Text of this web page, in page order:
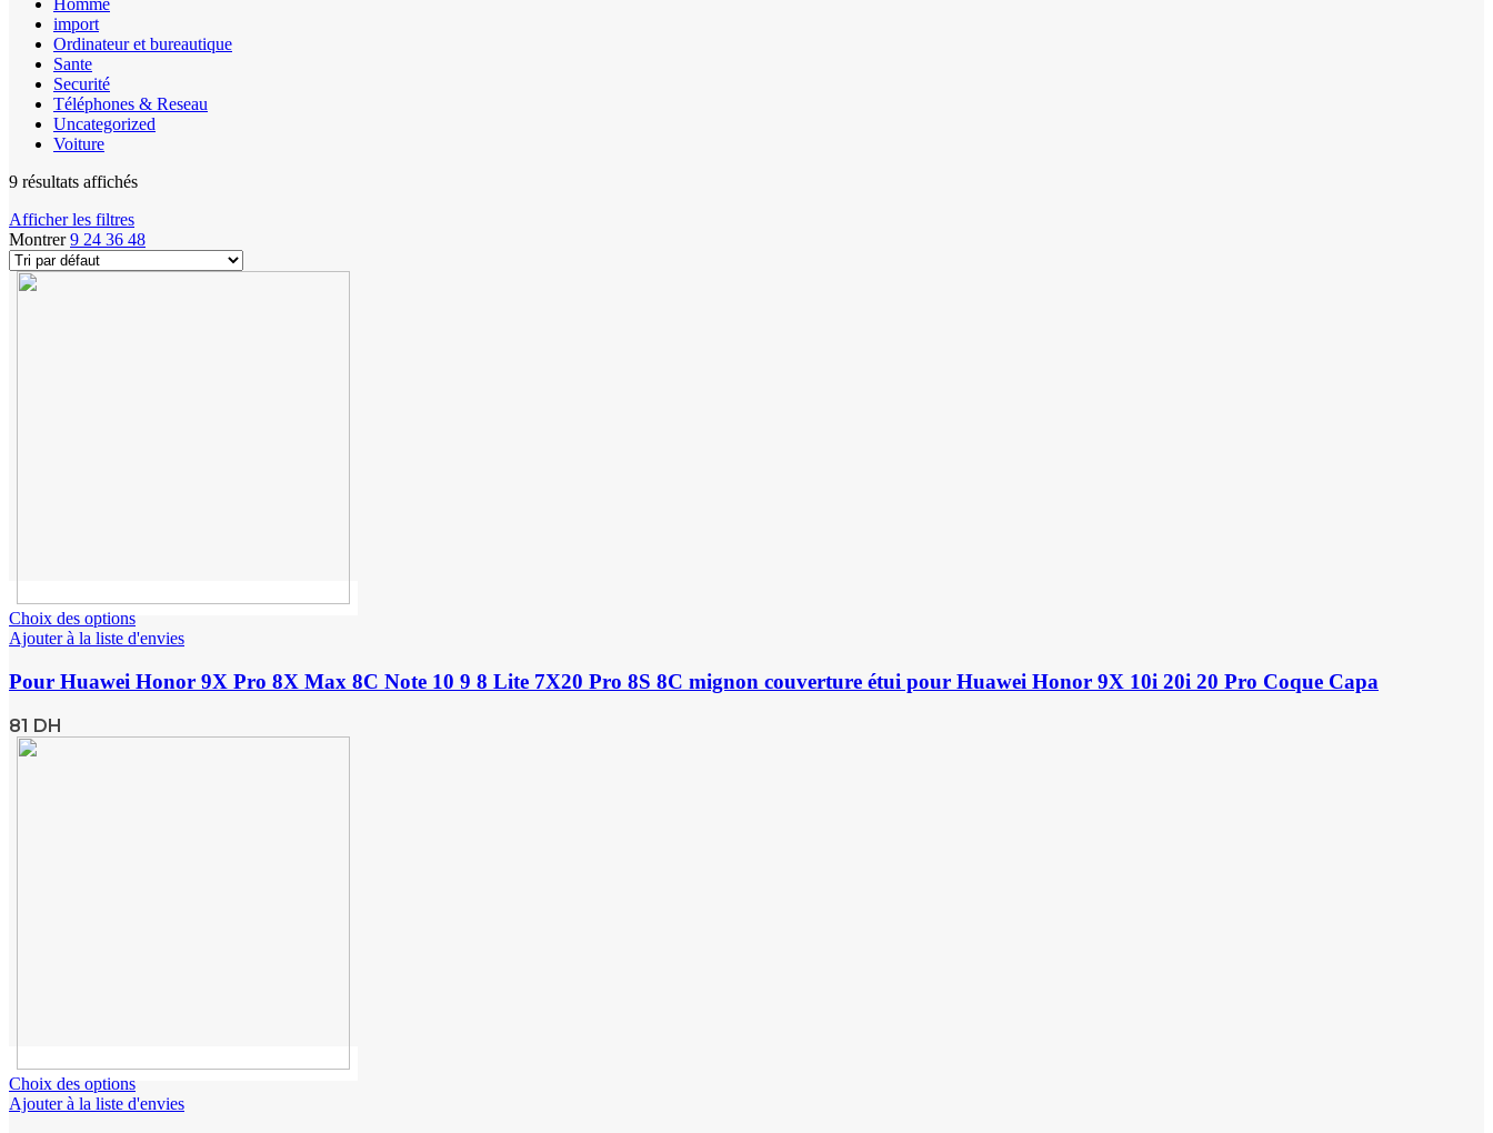
Homme
import
Ordinateur et bureautique
Sante
Securité
Téléphones & Reseau
Uncategorized
Voiture
9 résultats affichés
Afficher les filtres
Montrer9 24 36 48
Choix des options
Ajouter à la liste d'envies
Pour Huawei Honor 9X Pro 8X Max 8C Note 10 9 8 Lite 7X20 Pro 8S 8C mignon couverture étui pour Huawei Honor 9X 10i 20i 20 Pro Coque Capa
81 DH
Choix des options
Ajouter à la liste d'envies